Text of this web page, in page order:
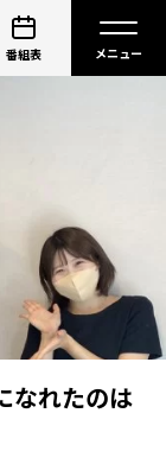
番組表
なれたのは